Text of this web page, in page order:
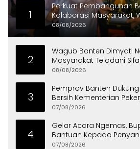
1
Perkuat Pembangunan
Kolaborasi Masyarakat,
Tangerang Raih LPM
08/08/2026
2
Wagub Banten Dimyati
Masyarakat Teladani
Muhammad
08/08/2026
3
Pemprov Banten
Bersih Kementerian
07/08/2026
4
Gelar Acara Ngemas,
Bantuan Kepada
07/08/2026